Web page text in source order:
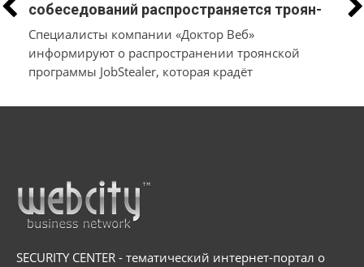
собеседований распространяется троян-
стилер, который вместо трудоустройства
похищает у пользователей macOS и
Windows их данные и денежные средства
Специалисты компании «Доктор Веб»
информируют о распространении троянской
программы JobStealer, которая крадёт
и Windows. Основной целью вредоносного ПО
онлайн-собеседованиями: они направляют
потенциальных жертв на вредоносные сайты и
под видом приложения для видеоконференций
SECURITY CENTER - тематический интернет-портал о